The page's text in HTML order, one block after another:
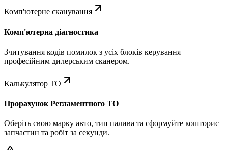
Комп'ютерне сканування
Комп'ютерна діагностика
Зчитування кодів помилок з усіх блоків керування
професійним дилерським сканером.
Калькулятор ТО
Прорахунок Регламентного ТО
Оберіть свою марку авто, тип палива та сформуйте кошторис
запчастин та робіт за секунди.